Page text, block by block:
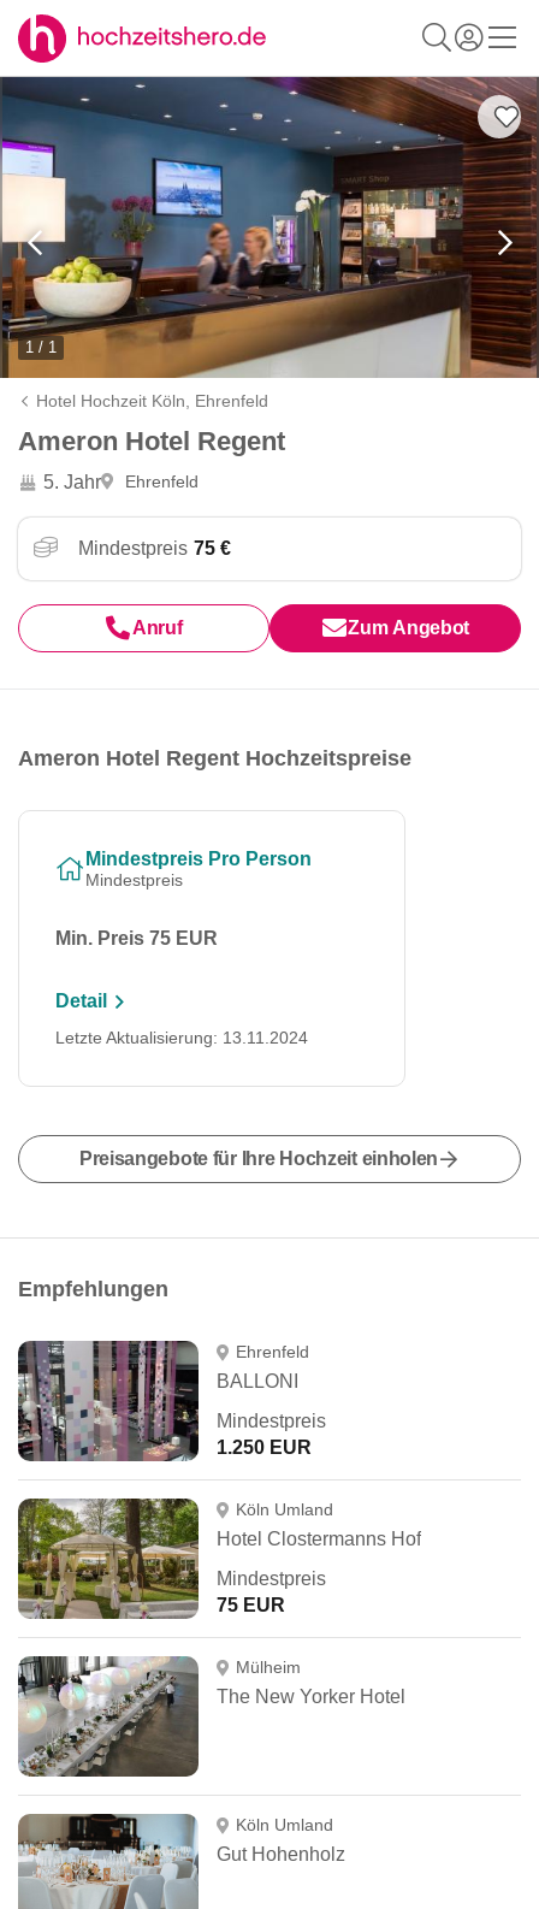
1 / 1
Hotel Hochzeit Köln, Ehrenfeld
Ameron Hotel Regent
5. Jahr Ehrenfeld
Mindestpreis 75 €
Anruf Zum Angebot
Ameron Hotel Regent Hochzeitspreise
Mindestpreis Pro Person
Mindestpreis
Min. Preis 75 EUR
Detail
Letzte Aktualisierung: 13.11.2024
Preisangebote für Ihre Hochzeit einholen
Empfehlungen
Ehrenfeld
BALLONI
Mindestpreis
1.250 EUR
Köln Umland
Hotel Clostermanns Hof
Mindestpreis
75 EUR
Mülheim
The New Yorker Hotel
Köln Umland
Gut Hohenholz